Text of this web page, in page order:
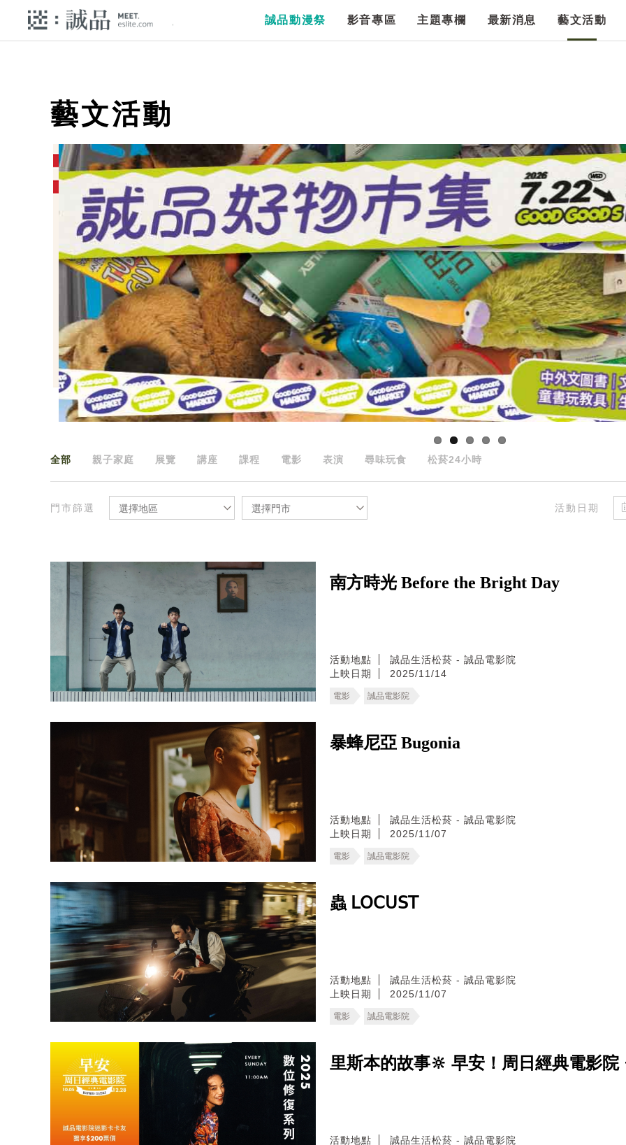
誠品動漫祭 影音專區 主題專欄 最新消息 藝文活動
藝文活動
全部 親子家庭 展覽 講座 課程 電影 表演 尋味玩食 松菸24小時
門市篩選 選擇地區 選擇門市 活動日期
南方時光 Before the Bright Day
活動地點
誠品生活松菸 - 誠品電影院
上映日期
2025/11/14
電影 誠品電影院
暴蜂尼亞 Bugonia
活動地點
誠品生活松菸 - 誠品電影院
上映日期
2025/11/07
電影 誠品電影院
蟲 𝖫𝖮𝖢𝖴𝖲𝖳
活動地點
誠品生活松菸 - 誠品電影院
上映日期
2025/11/07
電影 誠品電影院
里斯本的故事🔆 早安！周日經典電影院
活動地點
誠品生活松菸 - 誠品電影院